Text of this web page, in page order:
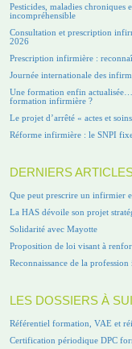
Pesticides, maladies chroniques
incompréhensible
Consultation et prescription
2026
Prescription infirmière :
Journée internationale des
Une formation enfin
formation infirmière ?
Le projet d’arrêté « actes et
Réforme infirmière : le SNPI
DERNIERS
Que peut prescrire un infirmier
La HAS dévoile son projet
Solidarité avec Mayotte
Proposition de loi visant à
Reconnaissance de la
LES DOSSIERS À
Référentiel formation, VAE et
Certification périodique DPC